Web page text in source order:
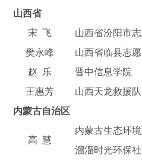
山西省
宋 飞
山西省汾阳市
樊永峰
山西省临县志
赵 乐
晋中信息学院
王惠芳
山西天龙救援队
内蒙古自治区
高 慧
内蒙古生态环
溜溜时光环保